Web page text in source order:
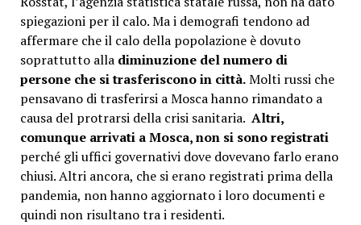
spiegazioni per il calo. Ma i demografi tendono ad
affermare che il calo della popolazione è dovuto
soprattutto alla diminuzione del numero di
persone che si trasferiscono in città.Molti russi che
pensavano di trasferirsi a Mosca hanno rimandato a
causa del protrarsi della crisi sanitaria. Altri,
comunque arrivati a Mosca, non si sono registrati
perché gli uffici governativi dove dovevano farlo erano
chiusi. Altri ancora, che si erano registrati prima della
pandemia, non hanno aggiornato i loro documenti e
quindi non risultano tra i residenti.